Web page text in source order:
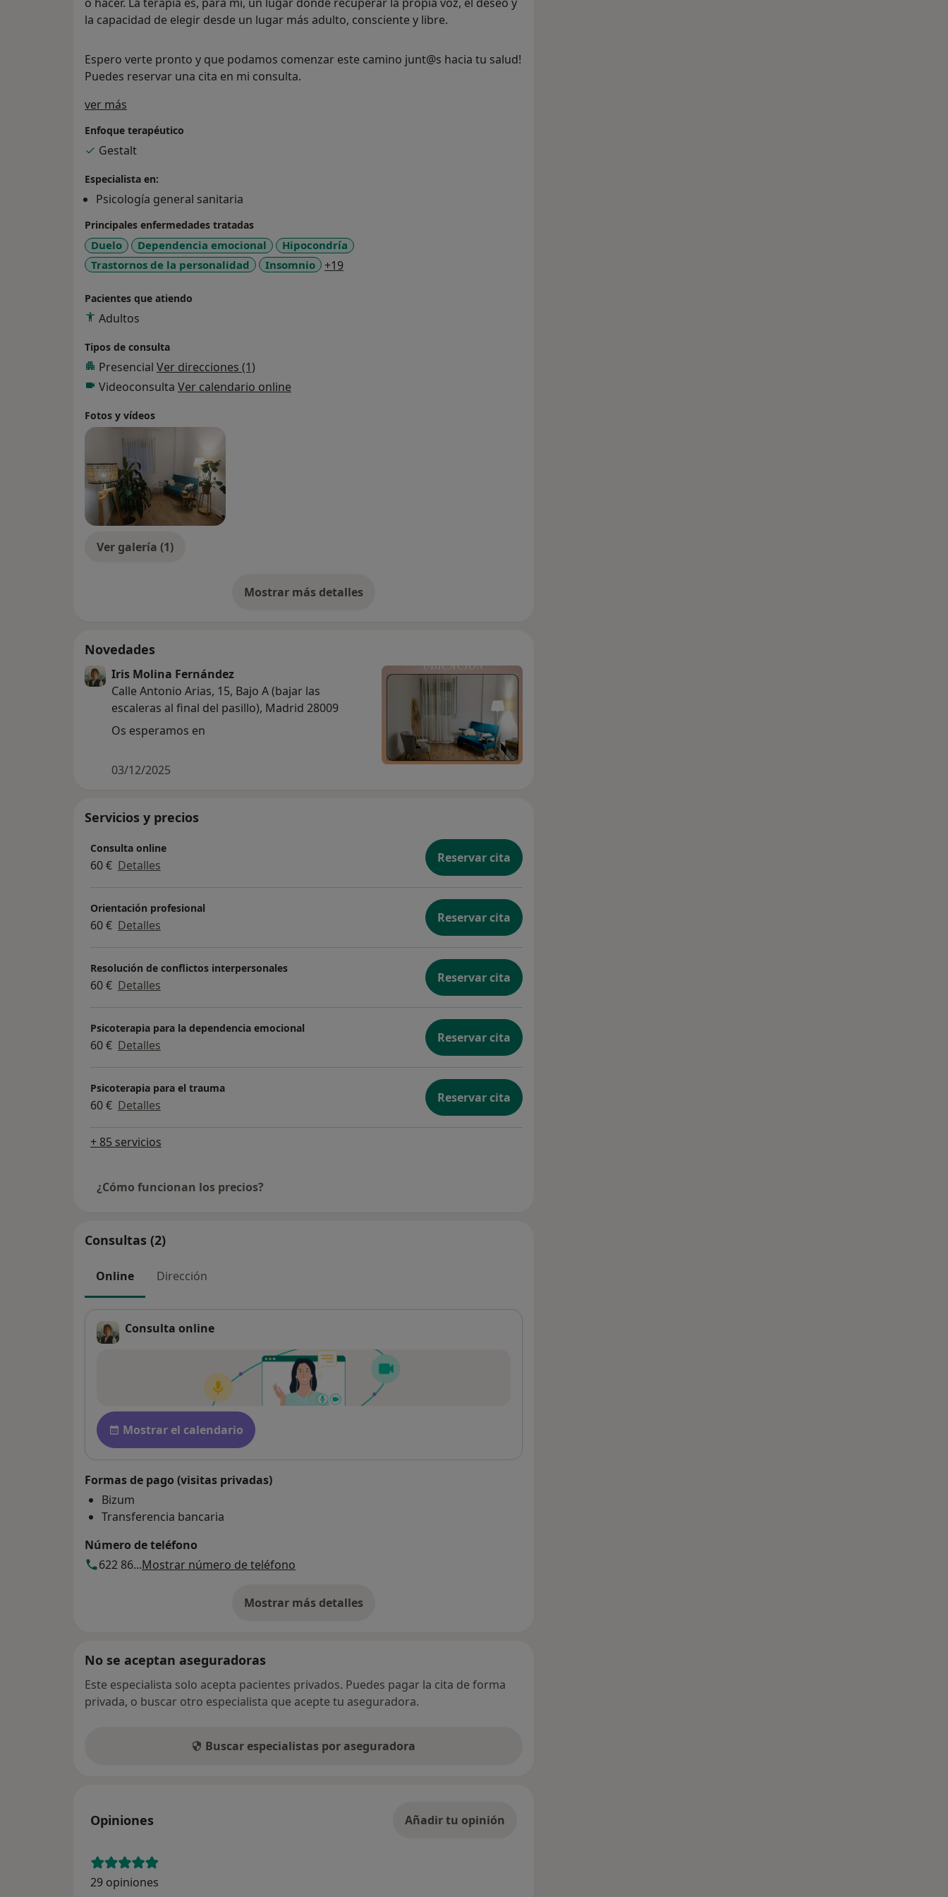
la capacidad de elegir desde un lugar más adulto, consciente y libre.
Espero verte pronto y que podamos comenzar este camino junt@s hacia tu salud!
Puedes reservar una cita en mi consulta.
ver más
Enfoque terapéutico
Gestalt
Especialista en:
Psicología general sanitaria
Principales enfermedades tratadas
Duelo Dependencia emocional
Hipocondría
Trastornos de la personalidad
Insomnio +19a11y_sr_more_diseases
Pacientes que atiendo
Adultos
Tipos de consulta
Presencial Ver direcciones (1)
Videoconsulta Ver calendario online
Fotos y vídeos
Ver galería (1)
Mostrar más detalles
sobre la experiencia
Novedades
Iris Molina Fernández
Calle Antonio Arias, 15, Bajo A (bajar las
escaleras al final del pasillo), Madrid 28009
Os esperamos en
03/12/2025
Servicios y precios
Consulta online
60 € Detalles Reservar cita
Orientación profesional
60 € Detalles Reservar cita
Resolución de conflictos interpersonales
60 € Detalles Reservar cita
Psicoterapia para la dependencia emocional
60 € Detalles Reservar cita
Psicoterapia para el trauma
60 € Detalles Reservar cita
+ 85 servicios
¿Cómo funcionan los precios?
Consultas (2)
Online Dirección
Consulta online
Disponibilidad
Mostrar el calendario
Formas de pago (visitas privadas)
Bizum
Transferencia bancaria
Número de teléfono
622 86...Mostrar número de teléfono
Mostrar más detalles
sobre la dirección
No se aceptan aseguradoras
Este especialista solo acepta pacientes privados. Puedes pagar la cita de forma
privada, o buscar otro especialista que acepte tu aseguradora.
Buscar especialistas por aseguradora
Opiniones Añadir tu opinión
29 opiniones